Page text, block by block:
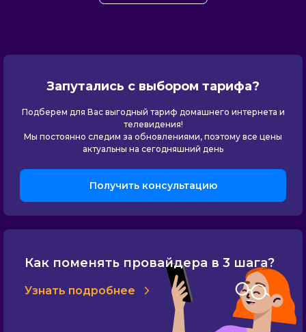
Запутались с выбором тарифа?
Подберем для Вас выгодный тариф домашнего интернета и
телевидения!
Мы постоянно следим за обновлениями, поэтому все цены
актуальны на сегодняшний день
Получить консультацию
Как поменять провайдера в 3 шага?
Узнать подробнее